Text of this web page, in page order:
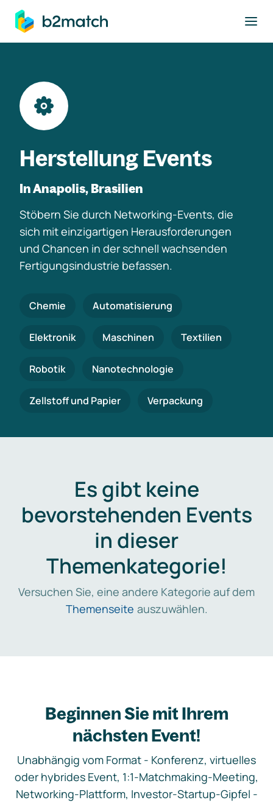
springen
Herstellung Events
In Anapolis, Brasilien
Stöbern Sie durch Networking-Events, die
sich mit einzigartigen Herausforderungen
und Chancen in der schnell wachsenden
Fertigungsindustrie befassen.
Chemie Automatisierung
Elektronik Maschinen Textilien
Robotik Nanotechnologie
Zellstoff und Papier Verpackung
Es gibt keine
bevorstehenden Events
in dieser
Themenkategorie!
Versuchen Sie, eine andere Kategorie auf dem
Themenseite auszuwählen.
Beginnen Sie mit Ihrem
nächsten Event!
Unabhängig vom Format - Konferenz, virtuelles
oder hybrides Event, 1:1-Matchmaking-Meeting,
Networking-Plattform, Investor-Startup-Gipfel -